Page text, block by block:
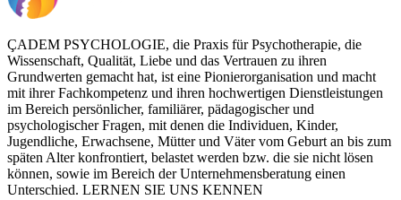
ÇADEM PSYCHOLOGIE, die Praxis für Psychotherapie, die
Wissenschaft, Qualität, Liebe und das Vertrauen zu ihren
Grundwerten gemacht hat, ist eine Pionierorganisation und macht
mit ihrer Fachkompetenz und ihren hochwertigen Dienstleistungen
im Bereich persönlicher, familiärer, pädagogischer und
psychologischer Fragen, mit denen die Individuen, Kinder,
Jugendliche, Erwachsene, Mütter und Väter vom Geburt an bis zum
späten Alter konfrontiert, belastet werden bzw. die sie nicht lösen
können, sowie im Bereich der Unternehmensberatung einen
Unterschied. LERNEN SIE UNS KENNEN